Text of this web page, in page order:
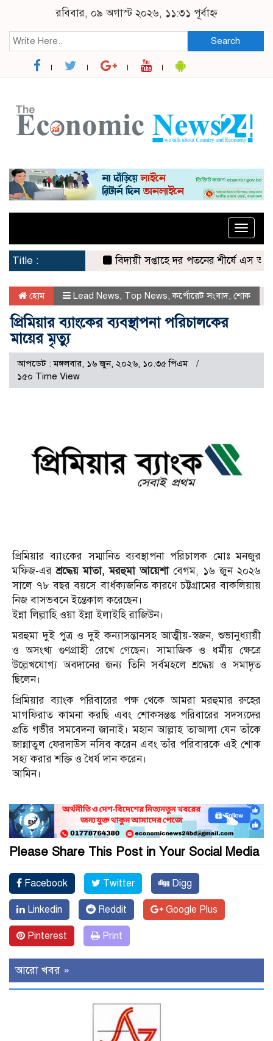
রবিবার, ০৯ অগাস্ট ২০২৬, ১১:৩১ পূর্বাহ্ন
Search
Toggle
Title :
বিদায়ী সপ্তাহে দর পতনের শীর্ষে এস আলম
হোম Lead News Top News ,কর্পোরেট সংবাদ শোক
প্রিমিয়ার ব্যাংকের ব্যবস্থাপনা পরিচালকের
মায়ের মৃত্যু
আপডেট : মঙ্গলবার, ১৬ জুন, ২০২৬, ১০.৩৫ পিএম
১৫০ Time View
প্রিমিয়ার ব্যাংকের সম্মানিত ব্যবস্থাপনা পরিচালক মোঃ মনজুর
মফিজ-এরশ্রদ্ধেয় মাতা,মরহুমা আয়েশাবেগম, ১৬ জুন ২০২৬
সালে ৭৮ বছর বয়সে বার্ধক্যজনিত কারণে চট্টগ্রামের বাকলিয়ায়
নিজ বাসভবনে ইন্তেকাল করেছেন।
ইন্না লিল্লাহি ওয়া ইন্না ইলাইহি রাজিউন।
মরহুমা দুই পুত্র ও দুই কন্যাসন্তানসহ আত্মীয়-স্বজন, শুভানুধ্যায়ী
ও অসংখ্য গুণগ্রাহী রেখে গেছেন। সামাজিক ও ধর্মীয় ক্ষেত্রে
উল্লেখযোগ্য অবদানের জন্য তিনি সর্বমহলে শ্রদ্ধেয় ও সমাদৃত
ছিলেন।
প্রিমিয়ার ব্যাংক পরিবারের পক্ষ থেকে আমরা মরহুমার রুহের
মাগফিরাত কামনা করছি এবং শোকসন্তপ্ত পরিবারের সদস্যদের
প্রতি গভীর সমবেদনা জানাই। মহান আল্লাহ তাআলা যেন তাঁকে
জান্নাতুল ফেরদাউস নসিব করেন এবং তাঁর পরিবারকে এই শোক
সহ্য করার শক্তি ও ধৈর্য দান করেন।
আমিন।
Please Share This Post in Your Social Media
Facebook Twitter Digg
Linkedin Reddit Google Plus
Pinterest Print
আরো খবর »